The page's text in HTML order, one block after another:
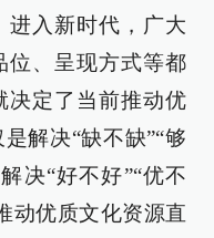
进入新时代，广大
位、呈现方式等都
决定了当前推动优
解决“缺不缺”“够
决“好不好”“优不
动优质文化资源直